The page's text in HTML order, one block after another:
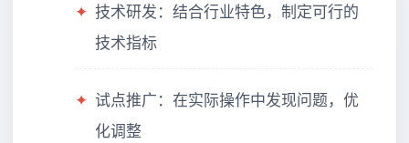
✦ 技术研发：结合行业特色，制定可行的
技术指标
✦ 试点推广：在实际操作中发现问题，优
化调整